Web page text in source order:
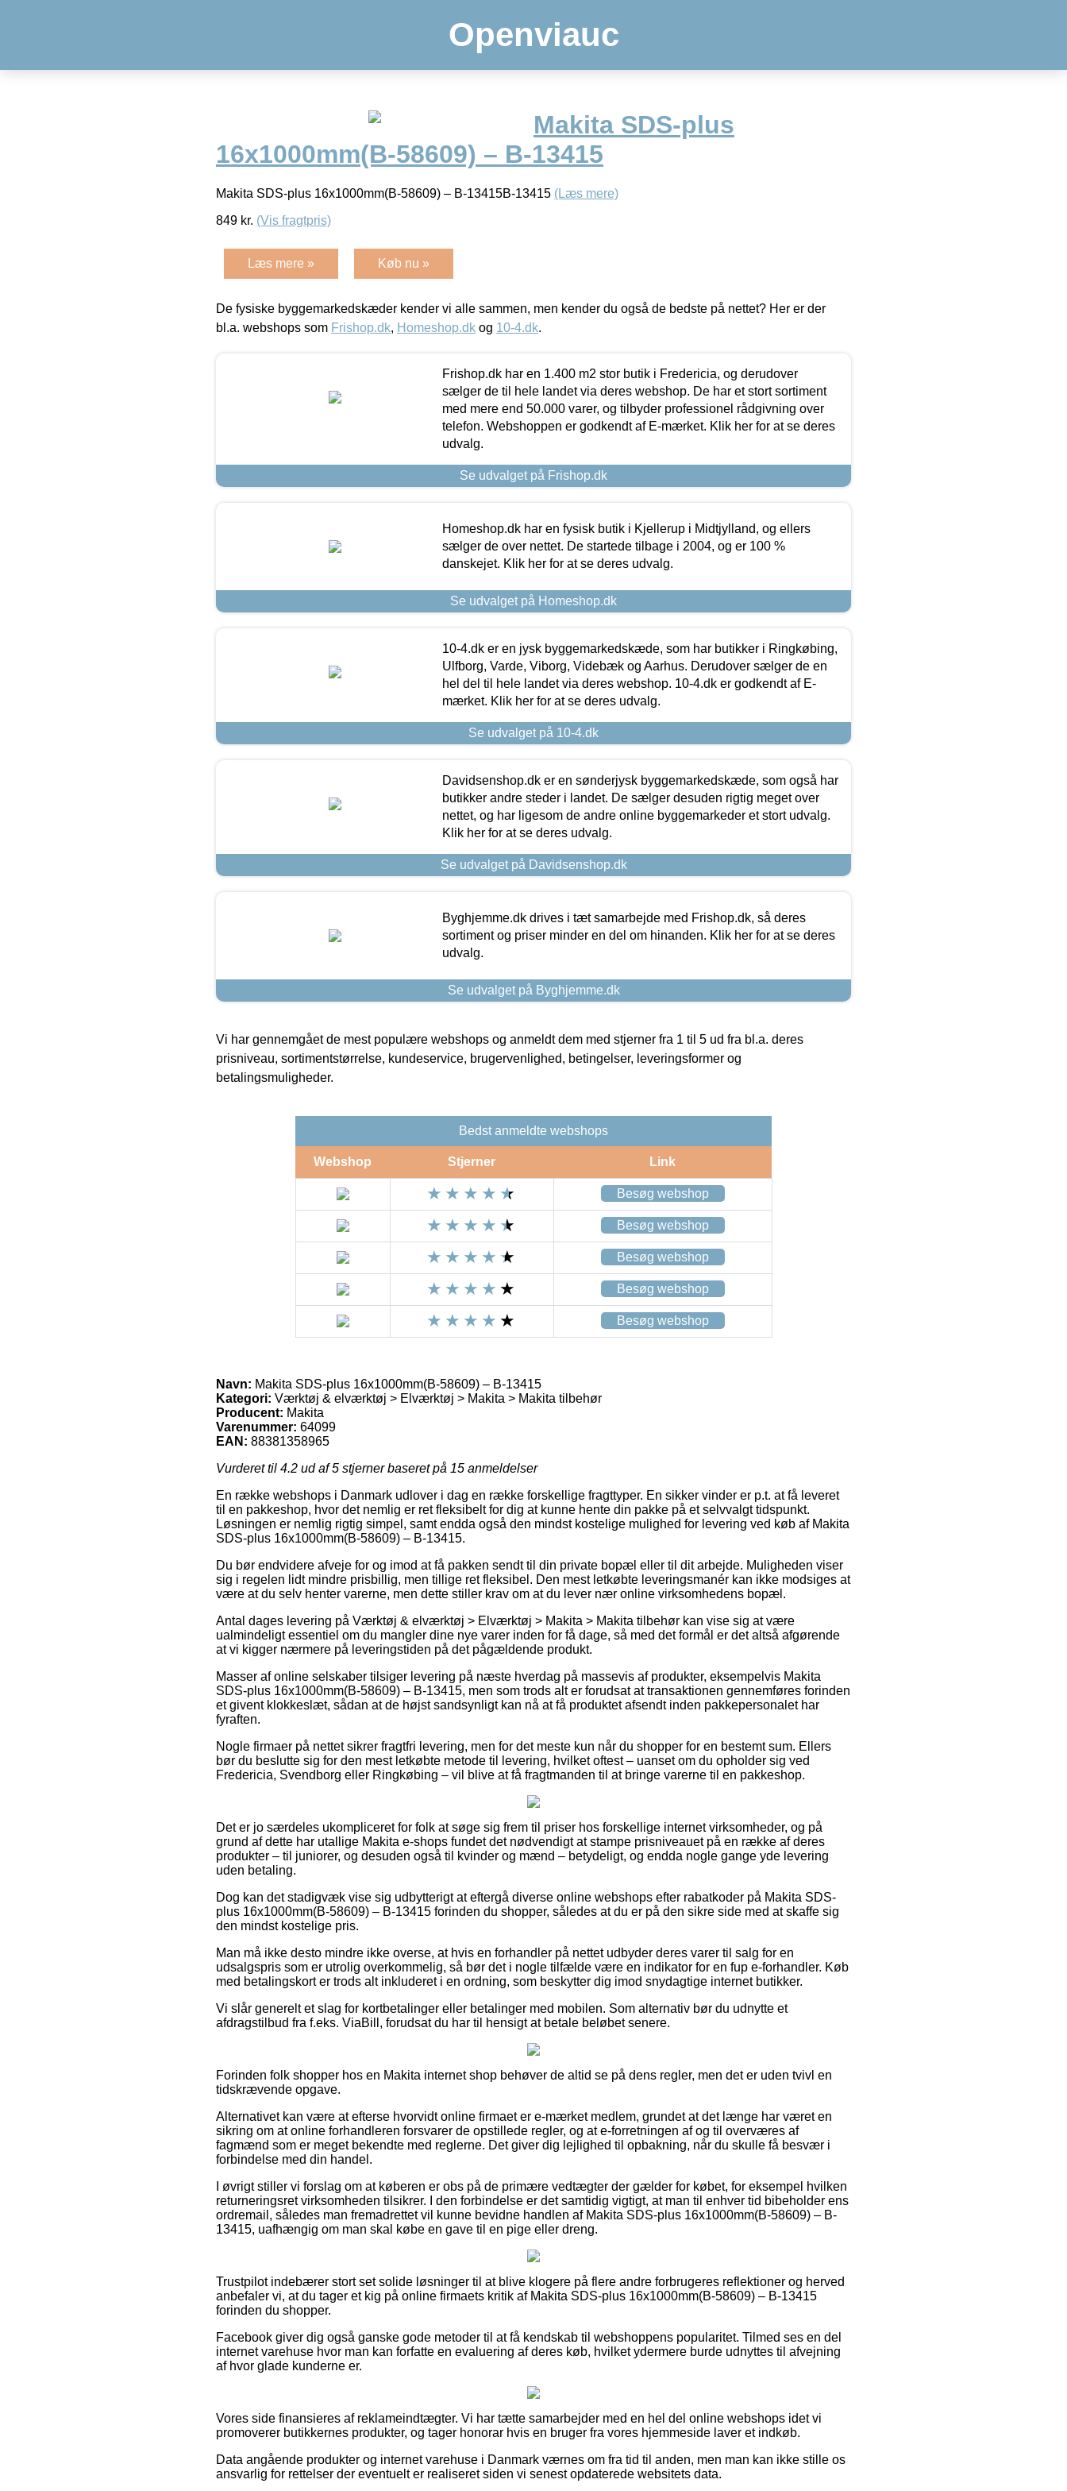
Openviauc
Makita SDS-plus
16x1000mm(B-58609) – B-13415
Makita SDS-plus 16x1000mm(B-58609) – B-13415B-13415 (Læs mere)
849 kr. (Vis fragtpris)
Læs mere » Køb nu »
De fysiske byggemarkedskæder kender vi alle sammen, men kender du også de bedste på nettet? Her er der
bl.a. webshops som Frishop.dk, Homeshop.dk og 10-4.dk.
Frishop.dk har en 1.400 m2 stor butik i Fredericia, og derudover
sælger de til hele landet via deres webshop. De har et stort sortiment
med mere end 50.000 varer, og tilbyder professionel rådgivning over
telefon. Webshoppen er godkendt af E-mærket. Klik her for at se deres
udvalg.
Se udvalget på Frishop.dk
Homeshop.dk har en fysisk butik i Kjellerup i Midtjylland, og ellers
sælger de over nettet. De startede tilbage i 2004, og er 100 %
danskejet. Klik her for at se deres udvalg.
Se udvalget på Homeshop.dk
10-4.dk er en jysk byggemarkedskæde, som har butikker i Ringkøbing,
Ulfborg, Varde, Viborg, Videbæk og Aarhus. Derudover sælger de en
hel del til hele landet via deres webshop. 10-4.dk er godkendt af E-
mærket. Klik her for at se deres udvalg.
Se udvalget på 10-4.dk
Davidsenshop.dk er en sønderjysk byggemarkedskæde, som også har
butikker andre steder i landet. De sælger desuden rigtig meget over
nettet, og har ligesom de andre online byggemarkeder et stort udvalg.
Klik her for at se deres udvalg.
Se udvalget på Davidsenshop.dk
Byghjemme.dk drives i tæt samarbejde med Frishop.dk, så deres
sortiment og priser minder en del om hinanden. Klik her for at se deres
udvalg.
Se udvalget på Byghjemme.dk
Vi har gennemgået de mest populære webshops og anmeldt dem med stjerner fra 1 til 5 ud fra bl.a. deres
prisniveau, sortimentstørrelse, kundeservice, brugervenlighed, betingelser, leveringsformer og
betalingsmuligheder.
Bedst anmeldte webshops
Webshop Stjerner Link
Besøg webshop
Besøg webshop
Besøg webshop
Besøg webshop
Besøg webshop
Navn: Makita SDS-plus 16x1000mm(B-58609) – B-13415
Kategori: Værktøj & elværktøj > Elværktøj > Makita > Makita tilbehør
Producent: Makita
Varenummer: 64099
EAN: 88381358965
Vurderet til 4.2 ud af 5 stjerner baseret på 15 anmeldelser
En række webshops i Danmark udlover i dag en række forskellige fragttyper. En sikker vinder er p.t. at få leveret
til en pakkeshop, hvor det nemlig er ret fleksibelt for dig at kunne hente din pakke på et selvvalgt tidspunkt.
Løsningen er nemlig rigtig simpel, samt endda også den mindst kostelige mulighed for levering ved køb af Makita
SDS-plus 16x1000mm(B-58609) – B-13415.
Du bør endvidere afveje for og imod at få pakken sendt til din private bopæl eller til dit arbejde. Muligheden viser
sig i regelen lidt mindre prisbillig, men tillige ret fleksibel. Den mest letkøbte leveringsmanér kan ikke modsiges at
være at du selv henter varerne, men dette stiller krav om at du lever nær online virksomhedens bopæl.
Antal dages levering på Værktøj & elværktøj > Elværktøj > Makita > Makita tilbehør kan vise sig at være
ualmindeligt essentiel om du mangler dine nye varer inden for få dage, så med det formål er det altså afgørende
at vi kigger nærmere på leveringstiden på det pågældende produkt.
Masser af online selskaber tilsiger levering på næste hverdag på massevis af produkter, eksempelvis Makita
SDS-plus 16x1000mm(B-58609) – B-13415, men som trods alt er forudsat at transaktionen gennemføres forinden
et givent klokkeslæt, sådan at de højst sandsynligt kan nå at få produktet afsendt inden pakkepersonalet har
fyraften.
Nogle firmaer på nettet sikrer fragtfri levering, men for det meste kun når du shopper for en bestemt sum. Ellers
bør du beslutte sig for den mest letkøbte metode til levering, hvilket oftest – uanset om du opholder sig ved
Fredericia, Svendborg eller Ringkøbing – vil blive at få fragtmanden til at bringe varerne til en pakkeshop.
Det er jo særdeles ukompliceret for folk at søge sig frem til priser hos forskellige internet virksomheder, og på
grund af dette har utallige Makita e-shops fundet det nødvendigt at stampe prisniveauet på en række af deres
produkter – til juniorer, og desuden også til kvinder og mænd – betydeligt, og endda nogle gange yde levering
uden betaling.
Dog kan det stadigvæk vise sig udbytterigt at eftergå diverse online webshops efter rabatkoder på Makita SDS-
plus 16x1000mm(B-58609) – B-13415 forinden du shopper, således at du er på den sikre side med at skaffe sig
den mindst kostelige pris.
Man må ikke desto mindre ikke overse, at hvis en forhandler på nettet udbyder deres varer til salg for en
udsalgspris som er utrolig overkommelig, så bør det i nogle tilfælde være en indikator for en fup e-forhandler. Køb
med betalingskort er trods alt inkluderet i en ordning, som beskytter dig imod snydagtige internet butikker.
Vi slår generelt et slag for kortbetalinger eller betalinger med mobilen. Som alternativ bør du udnytte et
afdragstilbud fra f.eks. ViaBill, forudsat du har til hensigt at betale beløbet senere.
Forinden folk shopper hos en Makita internet shop behøver de altid se på dens regler, men det er uden tvivl en
tidskrævende opgave.
Alternativet kan være at efterse hvorvidt online firmaet er e-mærket medlem, grundet at det længe har været en
sikring om at online forhandleren forsvarer de opstillede regler, og at e-forretningen af og til overværes af
fagmænd som er meget bekendte med reglerne. Det giver dig lejlighed til opbakning, når du skulle få besvær i
forbindelse med din handel.
I øvrigt stiller vi forslag om at køberen er obs på de primære vedtægter der gælder for købet, for eksempel hvilken
returneringsret virksomheden tilsikrer. I den forbindelse er det samtidig vigtigt, at man til enhver tid bibeholder ens
ordremail, således man fremadrettet vil kunne bevidne handlen af Makita SDS-plus 16x1000mm(B-58609) – B-
13415, uafhængig om man skal købe en gave til en pige eller dreng.
Trustpilot indebærer stort set solide løsninger til at blive klogere på flere andre forbrugeres reflektioner og herved
anbefaler vi, at du tager et kig på online firmaets kritik af Makita SDS-plus 16x1000mm(B-58609) – B-13415
forinden du shopper.
Facebook giver dig også ganske gode metoder til at få kendskab til webshoppens popularitet. Tilmed ses en del
internet varehuse hvor man kan forfatte en evaluering af deres køb, hvilket ydermere burde udnyttes til afvejning
af hvor glade kunderne er.
Vores side finansieres af reklameindtægter. Vi har tætte samarbejder med en hel del online webshops idet vi
promoverer butikkernes produkter, og tager honorar hvis en bruger fra vores hjemmeside laver et indkøb.
Data angående produkter og internet varehuse i Danmark værnes om fra tid til anden, men man kan ikke stille os
ansvarlig for rettelser der eventuelt er realiseret siden vi senest opdaterede websitets data.